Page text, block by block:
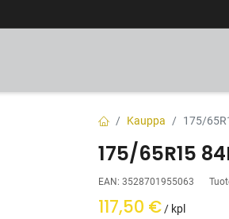
Kauppa 175/
175/65R15
EAN: 3528701955063
117,50 € / kpl